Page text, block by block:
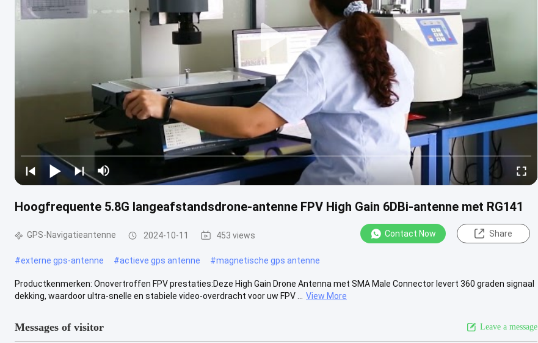
Hoogfrequente 5.8G langeafstandsdrone-antenne FPV High Gain 6DBi-antenne met RG141
GPS-Navigatieantenne 2024-10-11 453 views Contact Now Share
#externe gps-antenne #actieve gps antenne #magnetische gps antenne
Productkenmerken: Onovertroffen FPV prestaties:Deze High Gain Drone Antenna met SMA Male Connector levert 360 graden signaal
dekking, waardoor ultra-snelle en stabiele video-overdracht voor uw FPV ...
View More
Messages of visitor Leave a message